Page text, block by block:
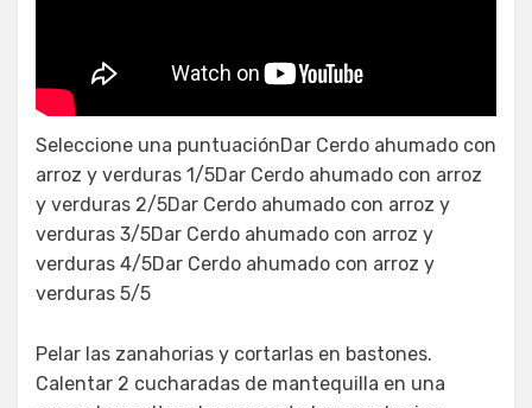
arroz
Seleccione una puntuaciónDar Cerdo ahumado con
arroz y verduras 1/5Dar Cerdo ahumado con arroz
y verduras 2/5Dar Cerdo ahumado con arroz y
verduras 3/5Dar Cerdo ahumado con arroz y
verduras 4/5Dar Cerdo ahumado con arroz y
verduras 5/5
Pelar las zanahorias y cortarlas en bastones.
Calentar 2 cucharadas de mantequilla en una